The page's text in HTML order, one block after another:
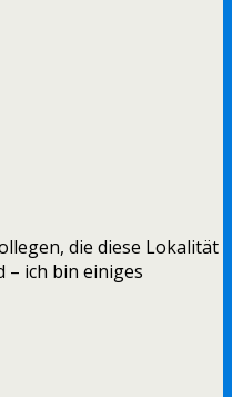
die diese Lokalität
– ich bin einiges